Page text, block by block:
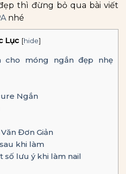
thì đừng bỏ qua bài viết
nhé
Lục [hide]
cho móng ngắn đẹp nhẹ
Ngắn
Đơn Giản
khi làm
số lưu ý khi làm nail